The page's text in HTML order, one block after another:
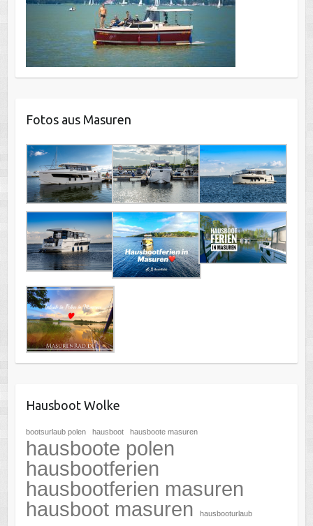
Fotos aus Masuren
Hausboot Wolke
bootsurlaub polen hausboot hausboote masuren
hausboote polen
hausbootferien
hausbootferien masuren
hausboot masuren
hausbooturlaub